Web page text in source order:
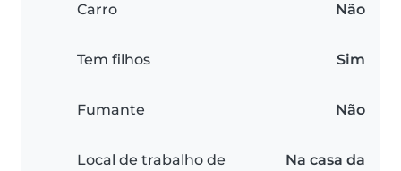
Carro Não
Tem filhos Sim
Fumante Não
Local de trabalho de
Na casa da